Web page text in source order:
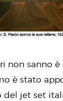
non sanno è
è stato
del jet set